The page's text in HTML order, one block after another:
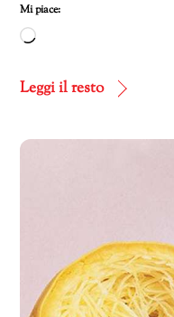
Mi piace:
Caricamento
corso…
Leggi il resto